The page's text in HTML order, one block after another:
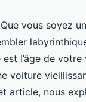
Que vous soyez
l’âge de votre
voiture
article, nous